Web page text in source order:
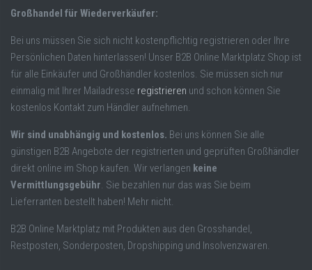
Großhandel für Wiederverkäufer:
Bei uns müssen Sie sich nicht kostenpflichtig registrieren oder Ihre
Persönlichen Daten hinterlassen! Unser B2B Online Marktplatz Shop ist
für alle Einkäufer und Großhändler kostenlos. Sie müssen sich nur
einmalig mit Ihrer Mailadresse registrieren und schon können Sie
kostenlos Kontakt zum Händler aufnehmen.
Wir sind unabhängig und kostenlos. Bei uns können Sie alle
günstigen B2B Angebote der registrierten und geprüften Großhändler
direkt online im Shop kaufen. Wir verlangen keine
Vermittlungsgebühr. Sie bezahlen nur das was Sie beim
Lieferranten bestellt haben! Mehr nicht.
B2B Online Marktplatz mit Produkten aus den Grosshandel,
Restposten, Sonderposten, Dropshipping und Insolvenzwaren.